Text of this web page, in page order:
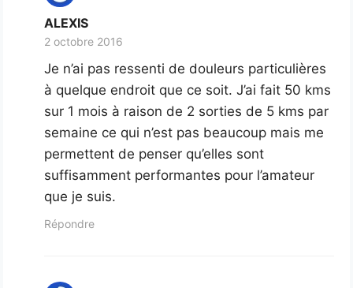
ALEXIS
2 octobre 2016
Je n’ai pas ressenti de douleurs particulières
à quelque endroit que ce soit. J’ai fait 50 kms
sur 1 mois à raison de 2 sorties de 5 kms par
semaine ce qui n’est pas beaucoup mais me
permettent de penser qu’elles sont
suffisamment performantes pour l’amateur
que je suis.
Répondre